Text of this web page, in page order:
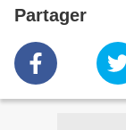
Partager